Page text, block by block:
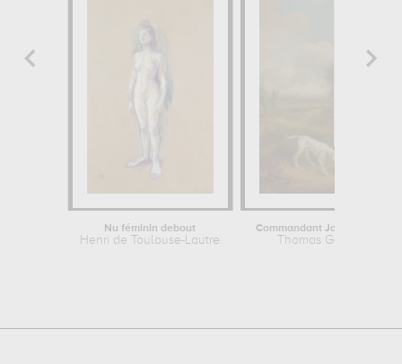
Nu féminin debout
Henri de Toulouse-Lautrec Thomas